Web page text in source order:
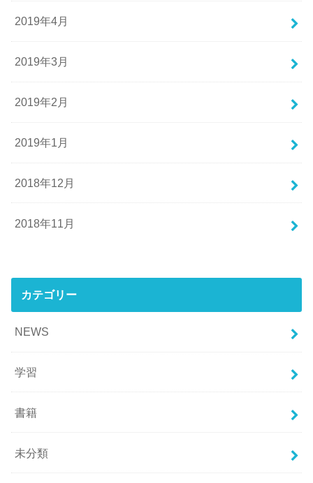
2019年4月
2019年3月
2019年2月
2019年1月
2018年12月
2018年11月
カテゴリー
NEWS
学習
書籍
未分類